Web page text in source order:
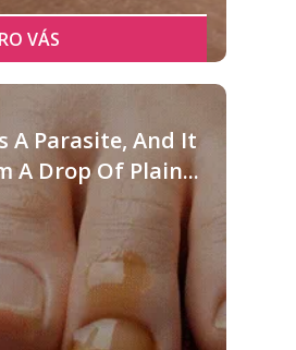
A Parasite, And It
A Drop Of Plain...